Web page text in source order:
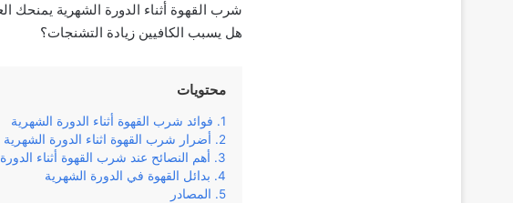
شرب القهوة أثناء الدورة الشهرية يمنحك
هل يسبب الكافيين زيادة التشنجات؟
محتويات
فوائد شرب القهوة أثناء الدورة الشهرية
أضرار شرب القهوة اثناء الدورة الشهرية
أهم النصائح عند شرب القهوة أثناء
بدائل القهوة في الدورة الشهرية
المصادر